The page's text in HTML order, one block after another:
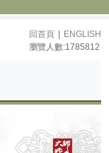
回首頁
ENGLISH
瀏覽人數:1785812